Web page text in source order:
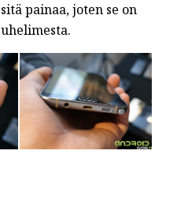
painaa, joten se on